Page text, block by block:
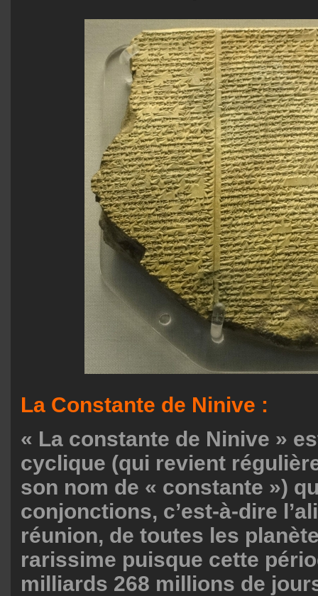
La Constante de Ninive :
« La constante de Ninive »
cyclique (qui revient
son nom de « constante »)
conjonctions, c’est-à-dire
réunion, de toutes les
rarissime puisque cette
milliards 268 millions de